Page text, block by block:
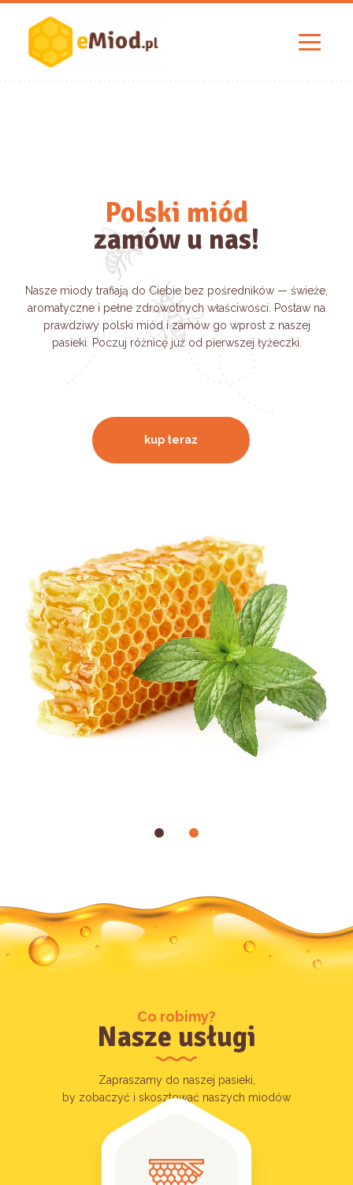
Naturalny miód
z polskich pasiek!
Nasze miody powstają w małych, rodzinnych pasiekach,
gdzie każda pszczoła ma znaczenie. Dbamy o tradycyjne
metody, dzięki którym każdy słoik zachowuje pełnię smaku
i wartości odżywczych. Sięgając po nasz miód, wybierasz
czystą naturę prosto z polskich łąk i lasów.
Polski miód
zamów u nas!
Nasze miody trafiają do Ciebie bez pośredników — świeże,
aromatyczne i pełne zdrowotnych właściwości. Postaw na
prawdziwy polski miód i zamów go wprost z naszej
pasieki. Poczuj różnicę już od pierwszej łyżeczki.
kup teraz
Co robimy?
Nasze usługi
Zapraszamy do naszej pasieki,
by zobaczyć i skosztować naszych miodów